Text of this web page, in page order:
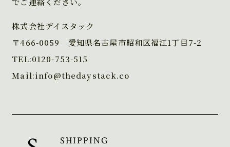
株式会社デイスタック
〒466-0059 愛知県名古屋市昭和区福江1丁目7-2
TEL:0120-753-515
Mail:info@thedaystack.co
SHIPPING